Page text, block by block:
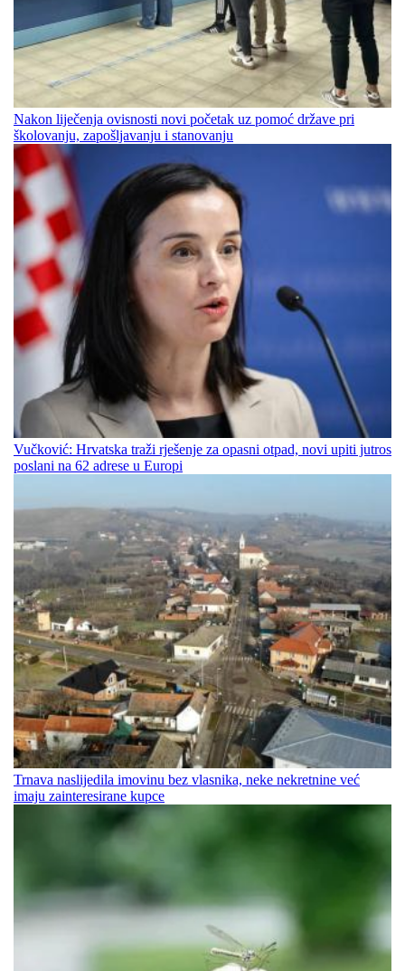
Nakon liječenja ovisnosti novi početak uz pomoć države pri
školovanju, zapošljavanju i stanovanju
Vučković: Hrvatska traži rješenje za opasni otpad, novi upiti jutros
poslani na 62 adrese u Europi
Trnava naslijedila imovinu bez vlasnika, neke nekretnine već
imaju zainteresirane kupce